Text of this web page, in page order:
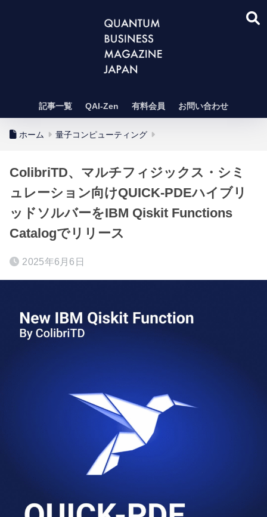
記事一覧 QAI-Zen 有料会員 お問い合わせ
ホーム 量子コンピューティング
ColibriTD、マルチフィジックス・シミ
ュレーション向けQUICK-PDEハイブリ
ッドソルバーをIBM Qiskit Functions
Catalogでリリース
2025年6月6日